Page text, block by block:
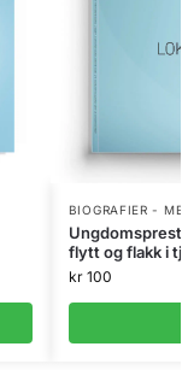
BIOGRAFIER -
flytt og flakk i
kr100